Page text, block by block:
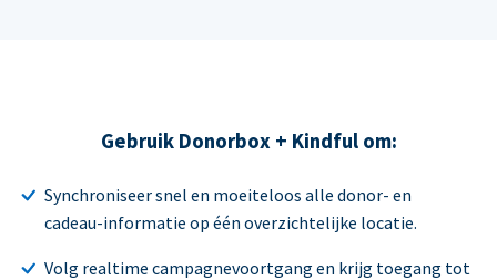
Gebruik Donorbox + Kindful om:
Synchroniseer snel en moeiteloos alle donor- en
cadeau-informatie op één overzichtelijke locatie.
Volg realtime campagnevoortgang en krijg toegang tot